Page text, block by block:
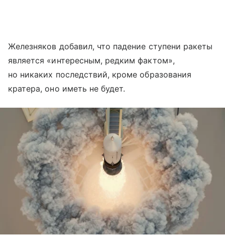
Железняков добавил, что падение ступени ракеты
является «интересным, редким фактом»,
но никаких последствий, кроме образования
кратера, оно иметь не будет.